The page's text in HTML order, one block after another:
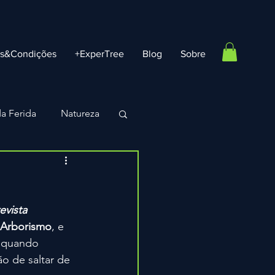
+ExperTree Blog Sobre
Ferida Natureza
Vouchers e Ofertas
Arborismo, e
de saltar de